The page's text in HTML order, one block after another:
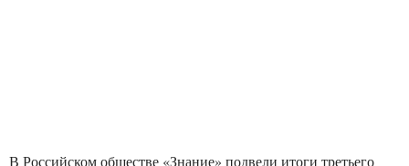
В Российском обществе «Знание» подвели итоги третьего